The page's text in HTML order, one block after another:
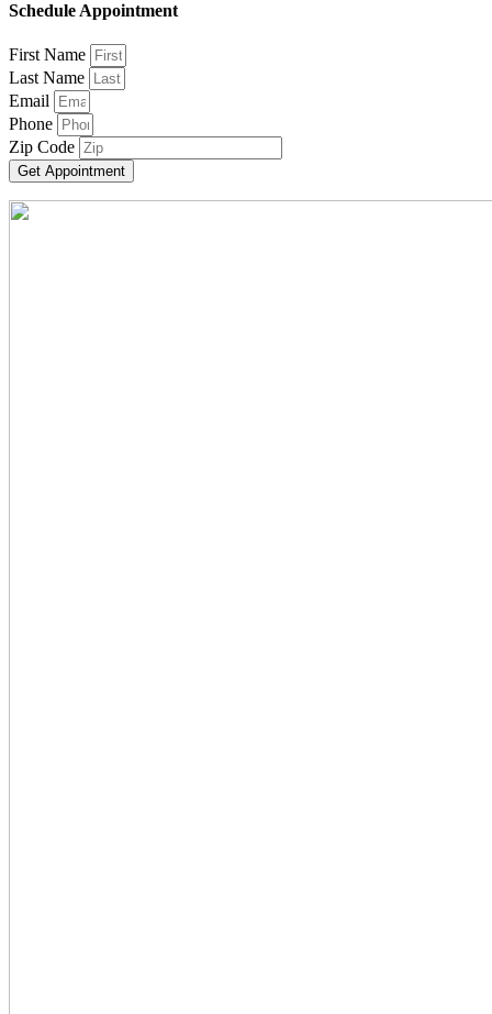
Schedule Appointment
First Name
Last Name
Email
Phone
Zip Code
Get Appointment